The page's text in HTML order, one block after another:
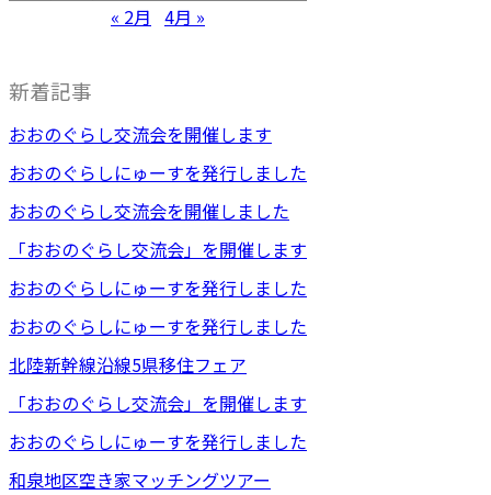
« 2月 4月 »
新着記事
おおのぐらし交流会を開催します
おおのぐらしにゅーすを発行しました
おおのぐらし交流会を開催しました
「おおのぐらし交流会」を開催します
おおのぐらしにゅーすを発行しました
おおのぐらしにゅーすを発行しました
北陸新幹線沿線5県移住フェア
「おおのぐらし交流会」を開催します
おおのぐらしにゅーすを発行しました
和泉地区空き家マッチングツアー